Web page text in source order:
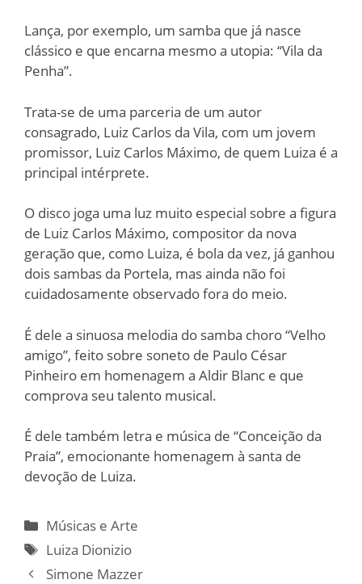
Lança, por exemplo, um samba que já nasce
clássico e que encarna mesmo a utopia: “Vila da
Penha”.
Trata-se de uma parceria de um autor
consagrado, Luiz Carlos da Vila, com um jovem
promissor, Luiz Carlos Máximo, de quem Luiza é a
principal intérprete.
O disco joga uma luz muito especial sobre a figura
de Luiz Carlos Máximo, compositor da nova
geração que, como Luiza, é bola da vez, já ganhou
dois sambas da Portela, mas ainda não foi
cuidadosamente observado fora do meio.
É dele a sinuosa melodia do samba choro “Velho
amigo”, feito sobre soneto de Paulo César
Pinheiro em homenagem a Aldir Blanc e que
comprova seu talento musical.
É dele também letra e música de “Conceição da
Praia”, emocionante homenagem à santa de
devoção de Luiza.
Categorias
Músicas e Arte
Tags
Luiza Dionizio
Simone Mazzer